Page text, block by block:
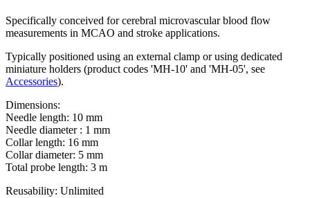
Specifically conceived for cerebral microvascular blood flow
measurements in MCAO and stroke applications.
Typically positioned using an external clamp or using dedicated
miniature holders (product codes 'MH-10' and 'MH-05', see
Accessories).
Dimensions:
Needle length: 10 mm
Needle diameter : 1 mm
Collar length: 16 mm
Collar diameter: 5 mm
Total probe length: 3 m
Reusability: Unlimited